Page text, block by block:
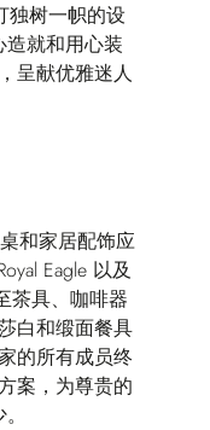
独树一帜的设
就和用心装
呈献优雅迷人
和家居配饰应
Eagle 以及
茶具、咖啡器
白和缎面餐具
的所有成员终
案，为尊贵的